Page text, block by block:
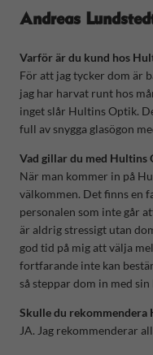
Andreas
Varför är du kund hos
För att jag tycker dom är
jag har harvat runt hos
inget slår Hultins Optik.
full av snygga glasögon
Vad gillar du med Hultins
När man kommer in på
välkommen. Det finns en
personalen som inte går
är aldrig stressigt utan
god tid på mig att välja
fortfarande inte kan
så steppar dom in med
Skulle du rekommendera
JA. Jag rekommenderar